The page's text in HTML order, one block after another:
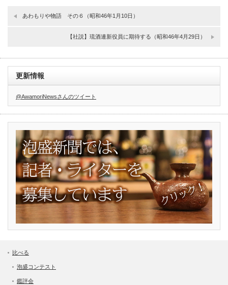
あわもりや物語 その６（昭和46年1月10日）
【社説】琉酒連新役員に期待する（昭和46年4月29日）
更新情報
@AwamoriNewsさんのツイート
比べる
泡盛コンテスト
鑑評会